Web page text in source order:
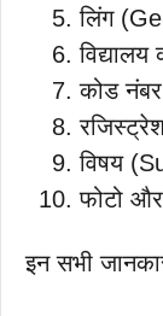
लिंग
विद्यालय
कोड नंबर
विषय
फोटो और
इन सभी